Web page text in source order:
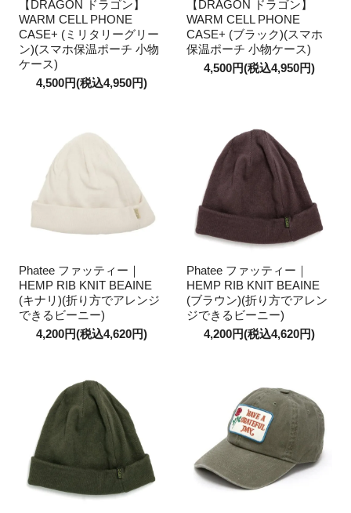
【DRAGON ドラゴン】
WARM CELL PHONE
CASE+ (ミリタリーグリー
ン)(スマホ保温ポーチ 小物
ケース)
4,500円(税込4,950円)
【DRAGON ドラゴン】
WARM CELL PHONE
CASE+ (ブラック)(スマホ
保温ポーチ 小物ケース)
4,500円(税込4,950円)
Phatee ファッティー｜
HEMP RIB KNIT BEAINE
(キナリ)(折り方でアレンジ
できるビーニー)
4,200円(税込4,620円)
Phatee ファッティー｜
HEMP RIB KNIT BEAINE
(ブラウン)(折り方でアレン
ジできるビーニー)
4,200円(税込4,620円)